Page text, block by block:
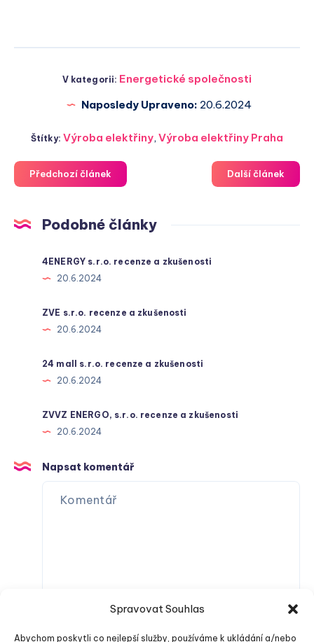
Spravovat Souhlas
Abychom poskytli co nejlepší služby, používáme k ukládání a/nebo
V kategorii: Energetické společnosti
Naposledy Upraveno: 20.6.2024
Štítky:Výroba elektřiny,Výroba elektřiny Praha
Předchozí článek Další článek
Podobné články
4ENERGY s.r.o. recenze a zkušenosti
20.6.2024
ZVE s.r.o. recenze a zkušenosti
20.6.2024
24 mall s.r.o. recenze a zkušenosti
20.6.2024
ZVVZ ENERGO, s.r.o. recenze a zkušenosti
20.6.2024
Napsat komentář